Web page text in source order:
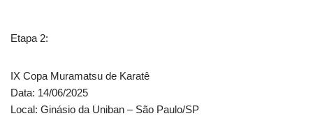
Etapa 2:
IX Copa Muramatsu de Karatê
Data: 14/06/2025
Local: Ginásio da Uniban – São Paulo/SP